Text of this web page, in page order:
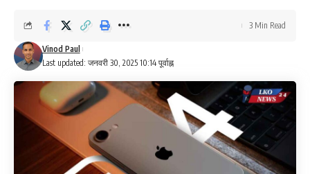
Last updated: जनवरी 30, 2025 10:14 पूर्वाह्न
Vinod Paul
3 Min Read